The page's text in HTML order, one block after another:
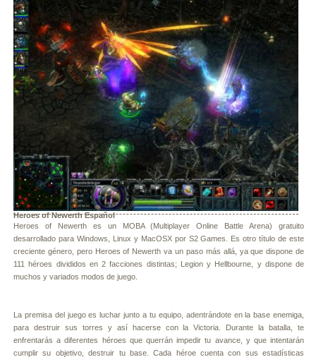
Heroes of Newerth Español
Heroes of Newerth es un MOBA (Multiplayer Online Battle Arena) gratuito
desarrollado para Windows, Linux y MacOSX por S2 Games. Es otro título de este
creciente género, pero Heroes of Newerth va un paso más allá, ya que dispone de
111 héroes divididos en 2 facciones distintas; Legion y Hellbourne, y dispone de
muchos y variados modos de juego.
La premisa del juego es luchar junto a tu equipo, adentrándote en la base enemiga,
para destruir sus torres y así hacerse con la Victoria. Durante la batalla, te
enfrentarás a diferentes héroes que querrán impedir tu avance, y que intentarán
cumplir su objetivo, destruir tu base. Cada héroe cuenta con sus estadísticas